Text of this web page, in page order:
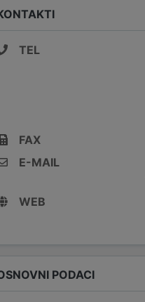
TEL
FAX
E-MAIL
WEB
PODACI